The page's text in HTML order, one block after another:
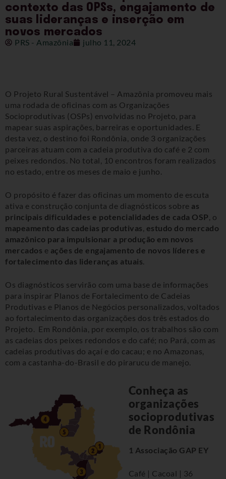
contexto das OPSs, engajamento de
suas lideranças e inserção em
novos mercados
PRS - Amazônia julho 11, 2024
O Projeto Rural Sustentável – Amazônia promoveu mais
uma rodada de oficinas com as Organizações
Socioprodutivas (OSPs) envolvidas no Projeto, para
mapear suas aspirações, barreiras e oportunidades. E
desta vez, o destino foi Rondônia, onde 3 organizações
parceiras atuam com a cadeia produtiva do café e 2 com
peixes redondos. No total, 10 encontros foram realizados
no estado, entre os meses de maio e junho.
O propósito é fazer das oficinas um momento de escuta
ativa e construção conjunta de diagnósticos sobre as
principais dificuldades e potencialidades de cada OSP, o
mapeamento das cadeias produtivas, estudo do mercado
amazônico para impulsionar a produção em novos
mercados e ações de engajamento de novos líderes e
fortalecimento das lideranças atuais.
Os diagnósticos servirão com uma base de informações
para inspirar Planos de Fortalecimento de Cadeias
Produtivas e Planos de Negócios personalizados, voltados
ao fortalecimento das organizações dos três estados do
Projeto. Em Rondônia, por exemplo, os trabalhos são com
as cadeias dos peixes redondos e do café; no Pará, com as
cadeias produtivas do açaí e do cacau; e no Amazonas,
com a castanha-do-Brasil e do pirarucu de manejo.
Conheça as
organizações
socioprodutivas
de Rondônia
1 Associação GAP EY
Café | Cacoal | 36